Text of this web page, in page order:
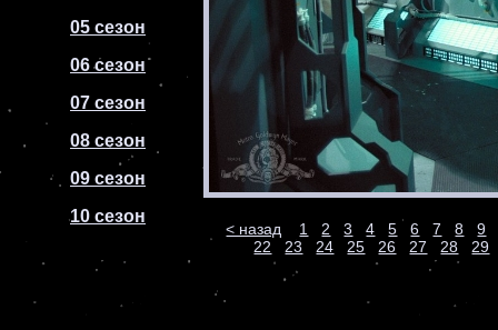
05 сезон
06 сезон
07 сезон
08 сезон
09 сезон
10 сезон
< назад 1 2 3 4 5 6 7 8
9
22
23 24 25 26 27 28 29